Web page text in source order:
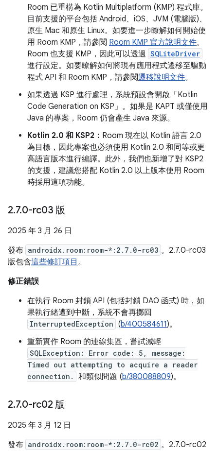
Room 已重構為 Kotlin Multiplatform (KMP) 程式庫。
目前支援的平台包括 Android、iOS、JVM (電腦版)、
原生 Mac 和原生 Linux。如要進一步瞭解如何開始使
用 Room KMP，請參閱 Room KMP 官方說明文件。
Room 也支援 KMP，因此可以透過 SQLiteDriver
進行設定。如要瞭解如何將現有應用程式遷移至驅動
程式 API 和 Room KMP，請參閱遷移說明文件。
如果透過 KSP 進行處理，系統預設會開啟「Kotlin
Code Generation on KSP」 。如果是 KAPT 或僅使用
Java 的專案，Room 仍會產生 Java 來源。
Kotlin 2.0 和 KSP2： Room 現在以 Kotlin 語言 2.0
為目標，因此專案也必須使用 Kotlin 2.0 和同等或更
高語言版本進行編譯。此外，我們也新增了對 KSP2
的支援，建議您搭配 Kotlin 2.0 以上版本使用 Room
時採用這項功能。
2.7.0-rc03 版
2025 年 3 月 26 日
發布 androidx.room:room-*:2.7.0-rc03 。2.7.0-rc03
版包含這些修訂項目 。
修正錯誤
在執行 Room 封鎖 API (包括封鎖 DAO 函式) 時，如
果執行緒遭到中斷，系統不會再擲回
InterruptedException (b/400584611)。
重新實作 Room 的連線集區，嘗試減輕
SQLException: Error code: 5, message:
Timed out attempting to acquire a reader
connection.
和類似問題 (b/380088809)。
2.7.0-rc02 版
2025 年 3 月 12 日
發布 androidx.room:room-*:2.7.0-rc02 。2.7.0-rc02